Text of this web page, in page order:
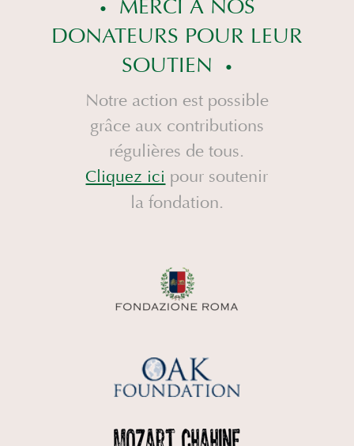
MERCI À NOS
DONATEURS POUR LEUR
SOUTIEN
Notre action est possible
grâce aux contributions
régulières de tous.
Cliquez ici pour soutenir
la fondation.